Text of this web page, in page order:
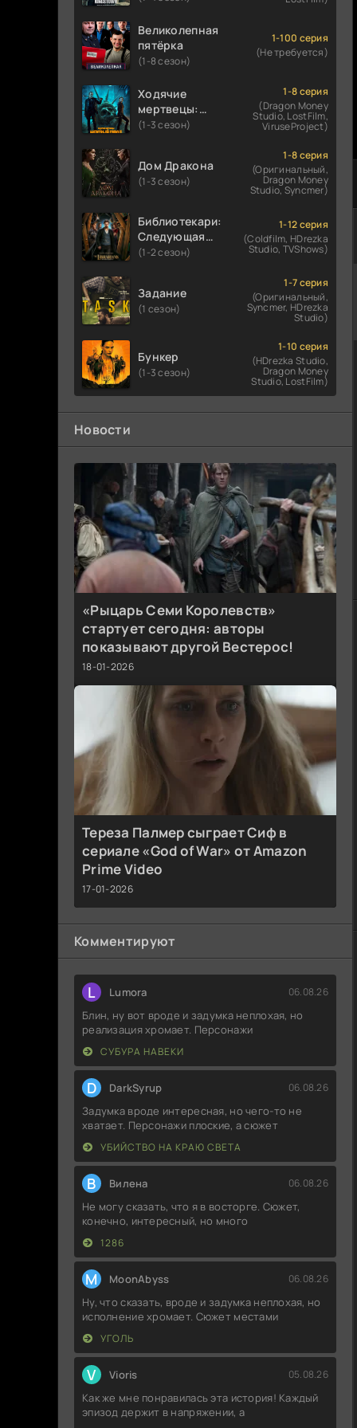
Великолепная
пятёрка
(1-8 сезон)
1-100 серия
(Не требуется)
Ходячие
мертвецы:
Мертвый
(1-3 сезон)
1-8 серия
(Dragon Money
Studio, LostFilm,
ViruseProject)
Дом Дракона
(1-3 сезон)
1-8 серия
(Оригинальный,
Dragon Money
Studio, Syncmer)
Библиотекари:
Следующая
глава
(1-2 сезон)
1-12 серия
(Coldfilm, HDrezka
Studio, TVShows)
Задание
(1 сезон)
1-7 серия
(Оригинальный,
Syncmer, HDrezka
Studio)
Бункер
(1-3 сезон)
1-10 серия
(HDrezka Studio,
Dragon Money
Studio, LostFilm)
Новости
«Рыцарь Семи Королевств»
стартует сегодня: авторы
показывают другой Вестерос!
18-01-2026
Тереза Палмер сыграет Сиф в
сериале «God of War» от Amazon
Prime Video
17-01-2026
Комментируют
L Lumora 06.08.26
Блин, ну вот вроде и задумка неплохая, но
реализация хромает. Персонажи
СУБУРА НАВЕКИ
D DarkSyrup 06.08.26
Задумка вроде интересная, но чего-то не
хватает. Персонажи плоские, а сюжет
УБИЙСТВО НА КРАЮ СВЕТА
В Вилена 06.08.26
Не могу сказать, что я в восторге. Сюжет,
конечно, интересный, но много
1286
M MoonAbyss 06.08.26
Ну, что сказать, вроде и задумка неплохая, но
исполнение хромает. Сюжет местами
УГОЛЬ
V Vioris 05.08.26
Как же мне понравилась эта история! Каждый
эпизод держит в напряжении, а